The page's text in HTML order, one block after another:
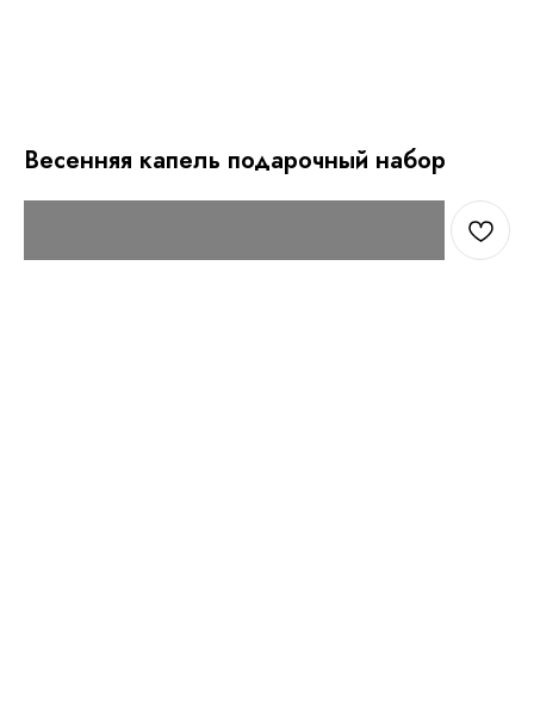
Весенняя капель подарочный набор